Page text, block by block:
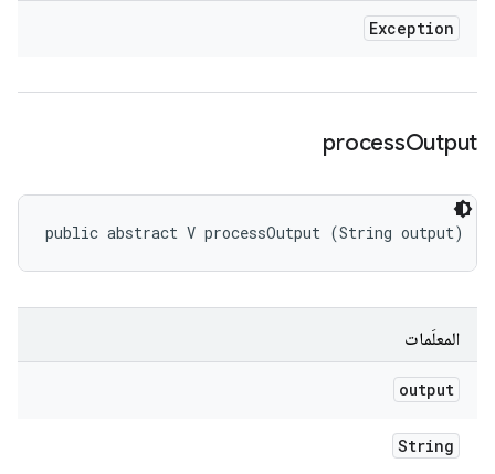
Exception
processOutput
public abstract V processOutput (String output)
المعلَمات
output
String